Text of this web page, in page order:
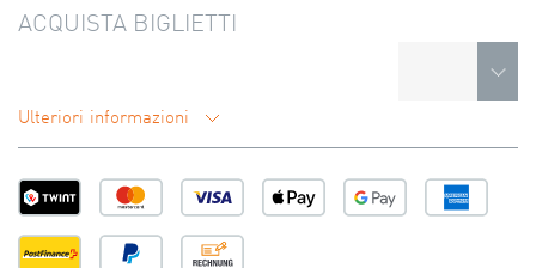
ACQUISTA BIGLIETTI
Ulteriori informazioni